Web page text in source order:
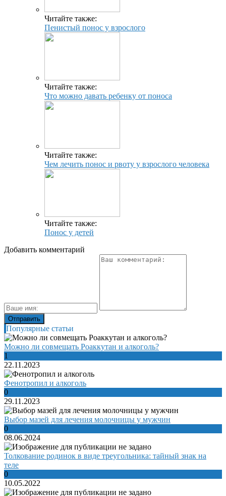
Читайте также:
Пенистый понос у взрослого
Читайте также:
Что можно давать ребенку от поноса
Читайте также:
Чем лечить понос и рвоту у взрослого человека
Читайте также:
Понос у детей
Добавить комментарий
Популярные статьи
Можно ли совмещать Роаккутан и алкоголь?
1
22.11.2023
Фенотропил и алкоголь
0
29.11.2023
Выбор мазей для лечения молочницы у мужчин
0
08.06.2024
Толкование родинок в виде треугольника: тайный знак на
теле
0
10.05.2022